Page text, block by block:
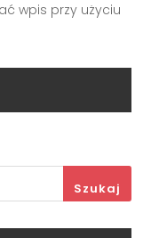
wpis przy użyciu
Szukaj